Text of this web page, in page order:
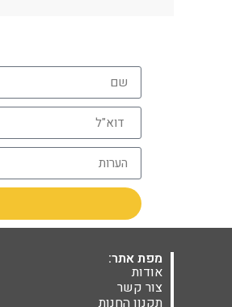
מפת אתר:
אודות
צור קשר
תקנון החנות